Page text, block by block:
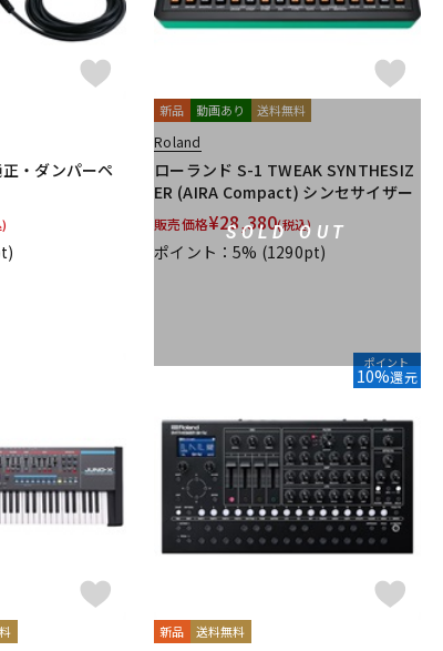
・ダンパーペ
SOLD OUT
新品 動画あり 送料無料
Roland
ローランド S-1 TWEAK SYNTHESIZ
ER (AIRA Compact) シンセサイザー
販売価格¥28,380(税込)
ポイント：5% (1290pt)
ポイント
10%還元
新品 送料無料